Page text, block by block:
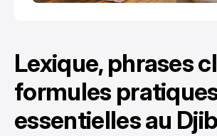
Lexique, phrases
formules
essentielles au